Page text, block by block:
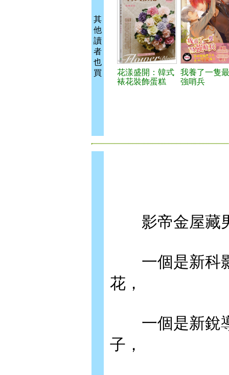
其
他
讀
者
也
買
花漾盛開：韓式
裱花裝飾蛋糕
我養了一隻最
強哨兵
影帝金屋藏男
一個是新科影
花，
一個是新銳導
子，